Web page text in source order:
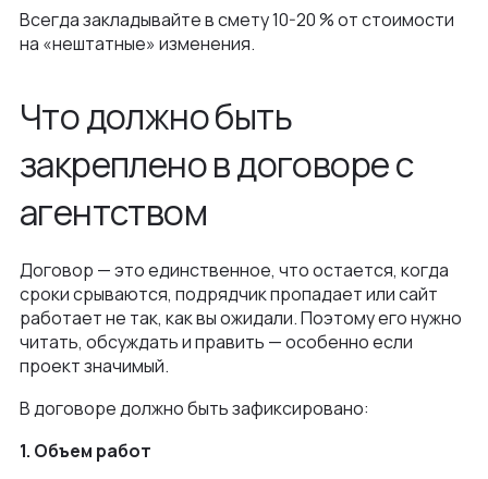
Всегда закладывайте в смету 10-20 % от стоимости
на «нештатные» изменения.
Что должно быть
закреплено в договоре с
агентством
Договор — это единственное, что остается, когда
сроки срываются, подрядчик пропадает или сайт
работает не так, как вы ожидали. Поэтому его нужно
читать, обсуждать и править — особенно если
проект значимый.
В договоре должно быть зафиксировано:
1. Объем работ